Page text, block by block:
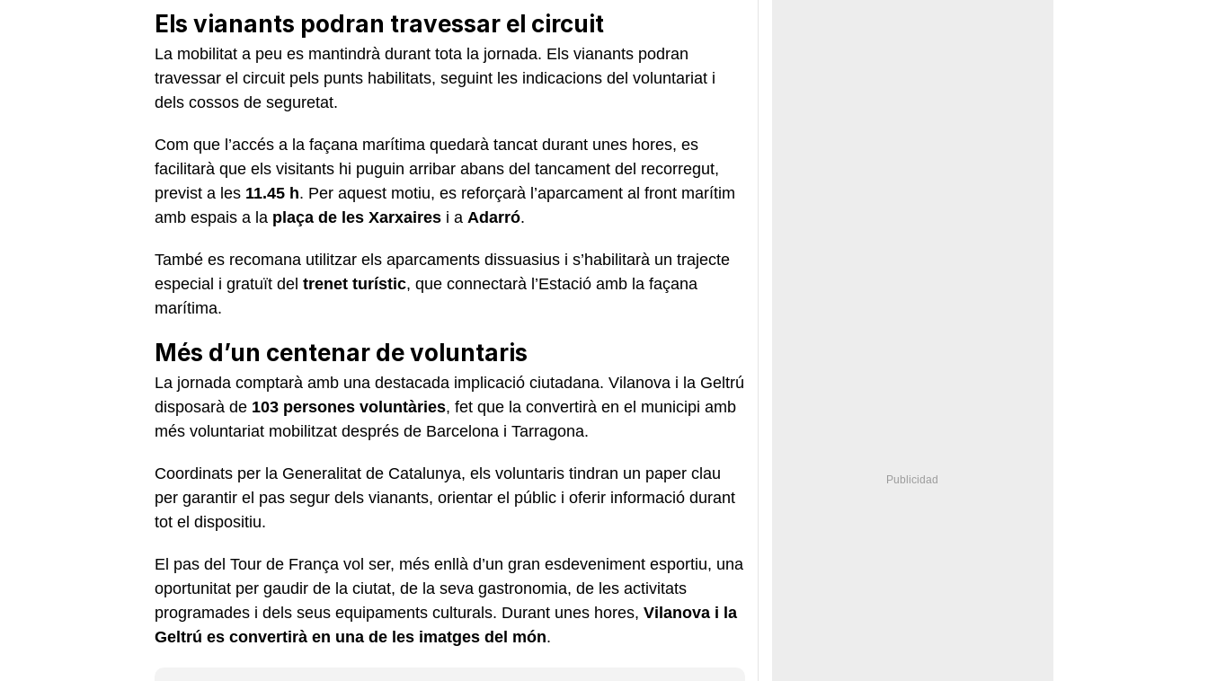
Els vianants podran travessar el circuit
La mobilitat a peu es mantindrà durant tota la jornada. Els vianants podran
travessar el circuit pels punts habilitats, seguint les indicacions del voluntariat i
dels cossos de seguretat.
Com que l’accés a la façana marítima quedarà tancat durant unes hores, es
facilitarà que els visitants hi puguin arribar abans del tancament del recorregut,
previst a les 11.45 h. Per aquest motiu, es reforçarà l’aparcament al front marítim
amb espais a la plaça de les Xarxaires i a Adarró.
També es recomana utilitzar els aparcaments dissuasius i s’habilitarà un trajecte
especial i gratuït del trenet turístic, que connectarà l’Estació amb la façana
marítima.
Més d’un centenar de voluntaris
La jornada comptarà amb una destacada implicació ciutadana. Vilanova i la Geltrú
disposarà de 103 persones voluntàries, fet que la convertirà en el municipi amb
més voluntariat mobilitzat després de Barcelona i Tarragona.
Coordinats per la Generalitat de Catalunya, els voluntaris tindran un paper clau
per garantir el pas segur dels vianants, orientar el públic i oferir informació durant
tot el dispositiu.
El pas del Tour de França vol ser, més enllà d’un gran esdeveniment esportiu, una
oportunitat per gaudir de la ciutat, de la seva gastronomia, de les activitats
programades i dels seus equipaments culturals. Durant unes hores, Vilanova i la
Geltrú es convertirà en una de les imatges del món.